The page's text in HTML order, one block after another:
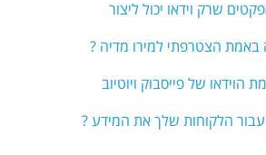
באמת הצטרפתי למירו מדיה ?
הוידאו של פייסבוק ויוטיוב
עבור הלקוחות שלך את המידע ?